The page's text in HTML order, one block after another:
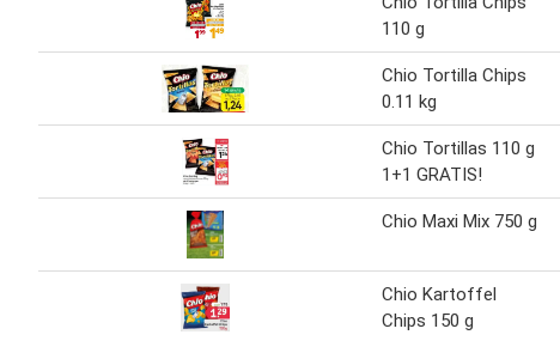
110 g
Chio Tortilla Chips
0.11 kg
Chio Tortillas 110 g
1+1 GRATIS!
Chio Maxi Mix 750 g
Chio Kartoffel
Chips 150 g